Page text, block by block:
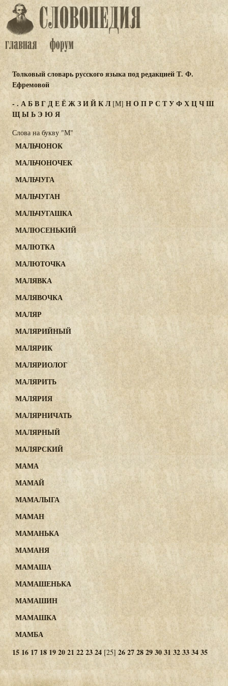
Толковый словарь русского языка под редакцией Т. Ф.
Ефремовой
- . АБВГДЕЁЖЗИЙКЛ [М] НОПРС ТУФХЦЧШ
ЩЫЬЭ ЮЯ
Слова на букву "М"
МАЛЬЧОНОК
МАЛЬЧОНОЧЕК
МАЛЬЧУГА
МАЛЬЧУГАН
МАЛЬЧУГАШКА
МАЛЮСЕНЬКИЙ
МАЛЮТКА
МАЛЮТОЧКА
МАЛЯВКА
МАЛЯВОЧКА
МАЛЯР
МАЛЯРИЙНЫЙ
МАЛЯРИК
МАЛЯРИОЛОГ
МАЛЯРИТЬ
МАЛЯРИЯ
МАЛЯРНИЧАТЬ
МАЛЯРНЫЙ
МАЛЯРСКИЙ
МАМА
МАМАЙ
МАМАЛЫГА
МАМАН
МАМАНЬКА
МАМАНЯ
МАМАША
МАМАШЕНЬКА
МАМАШИН
МАМАШКА
МАМБА
15 16 17 18 192021 222324[25] 262728293031 32333435